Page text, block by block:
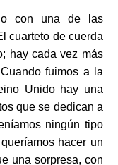
con una de las
cuarteto de cuerda
hay cada vez más
fuimos a la
Unido hay una
que se dedican a
ningún tipo
hacer un
una sorpresa, con